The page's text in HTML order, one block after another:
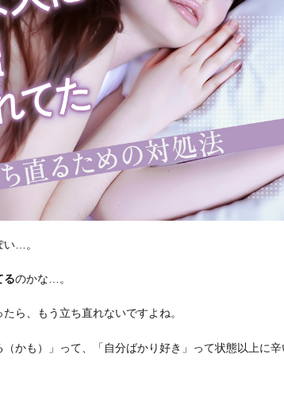
い…。
るのかな…。
ら、もう立ち直れないですよね。
かも）」って、「自分ばかり好き」って状態以上に